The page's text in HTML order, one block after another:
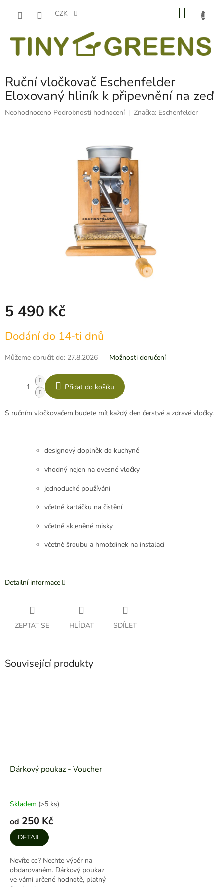
CZK
Ruční vločkovač Eschenfelder
Eloxovaný hliník k připevnění na zeď
Průměrné
Neohodnoceno Podrobnosti hodnocení Značka: Eschenfelder
5 490 Kč
cena:
Dodání do 14-ti dnů
Můžeme doručit do: 27.8.2026 Možnosti doručení
Přidat do košíku
S ručním vločkovačem budete mít každý den čerstvé a zdravé vločky.
designový doplněk do kuchyně
vhodný nejen na ovesné vločky
jednoduché používání
včetně kartáčku na čistění
včetně skleněné misky
včetně šroubu a hmoždinek na instalaci
Detailní informace
ZEPTAT SE HLÍDAT SDÍLET
Související produkty
Dárkový poukaz - Voucher
Skladem (>5 ks)
od 250 Kč
DETAIL
Nevíte co? Nechte výběr na
obdarovaném. Dárkový poukaz
ve vámi určené hodnotě, platný